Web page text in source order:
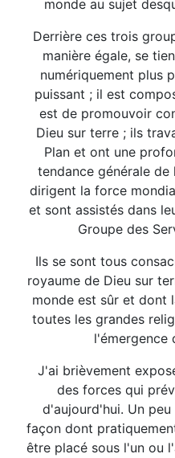
monde au sujet
Derrière ces trois
manière égale, se
numériquement plus
puissant ; il est
est de promouvoir
Dieu sur terre ; ils
Plan et ont une
tendance générale
dirigent la force
et sont assistés dans
Groupe des
Ils se sont tous
royaume de Dieu sur
monde est sûr et dont
toutes les grandes
l'émergence
J'ai brièvement
des forces qui
d'aujourd'hui. Un
façon dont
être placé sous l'un ou